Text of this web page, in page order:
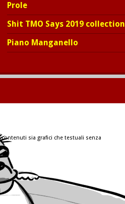
Prole
Shit TMO Says 2019 collection
Piano Manganello
sia grafici che testuali senza